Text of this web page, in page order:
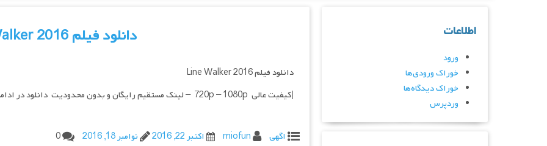
دانلود فیلم Line Walker 2016
دانلود فیلم Line Walker 2016
|کیفیت عالی 720p – 1080p – لینک مستقیم رایگان و بدون محدودیت دانلود در ادامه مطلب
اگهی miofun اکتبر 22, 2016 نوامبر 18, 2016 0
اطلاعات
ورود
خوراک ورودی‌ها
خوراک دیدگاه‌ها
وردپرس